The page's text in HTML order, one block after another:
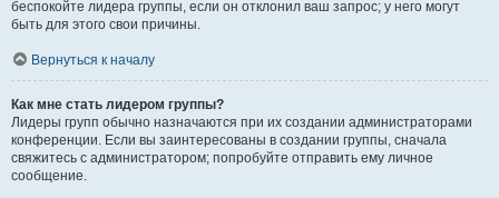
беспокойте лидера группы, если он отклонил ваш запрос; у него могут
быть для этого свои причины.
Вернуться к началу
Как мне стать лидером группы?
Лидеры групп обычно назначаются при их создании администраторами
конференции. Если вы заинтересованы в создании группы, сначала
свяжитесь с администратором; попробуйте отправить ему личное
сообщение.